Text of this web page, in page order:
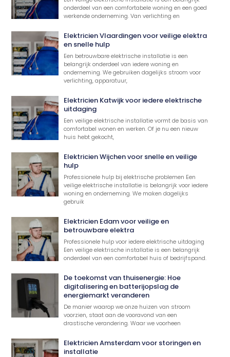
onderdeel van een comfortabele woning en een goed
werkende onderneming. Van verlichting en
Elektricien Vlaardingen voor veilige elektra
en snelle hulp
Een betrouwbare elektrische installatie is een
belangrijk onderdeel van iedere woning en
onderneming. We gebruiken dagelijks stroom voor
verlichting, apparatuur,
Elektricien Katwijk voor iedere elektrische
uitdaging
Een veilige elektrische installatie vormt de basis van
comfortabel wonen en werken. Of je nu een nieuw
huis hebt gekocht,
Elektricien Wijchen voor snelle en veilige
hulp
Professionele hulp bij elektrische problemen Een
veilige elektrische installatie is belangrijk voor iedere
woning en onderneming. We maken dagelijks
gebruik
Elektricien Edam voor veilige en
betrouwbare elektra
Professionele hulp voor iedere elektrische uitdaging
Een veilige elektrische installatie is een belangrijk
onderdeel van een comfortabel huis of bedrijfspand.
De toekomst van thuisenergie: Hoe
digitalisering en batterijopslag de
energiemarkt veranderen
De manier waarop we onze huizen van stroom
voorzien, staat aan de vooravond van een
drastische verandering. Waar we voorheen
Elektricien Amsterdam voor storingen en
installatie